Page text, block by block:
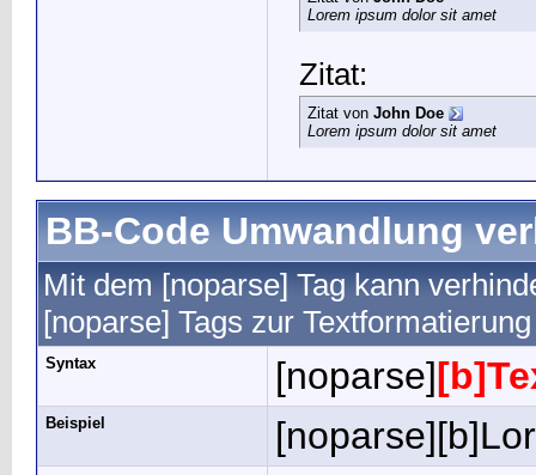
Lorem ipsum dolor sit amet
Zitat:
Zitat von John Doe
Lorem ipsum dolor sit amet
BB-Code Umwandlung
Mit dem [noparse] Tag kann
[noparse] Tags zur
Syntax [noparse]
Beispiel